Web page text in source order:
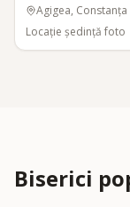
Agigea, Constanța
Locaţie şedinţă foto
Biserici